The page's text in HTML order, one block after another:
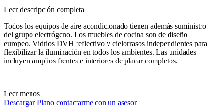
Leer descripción completa
Todos los equipos de aire acondicionado tienen además suministro
del grupo electrógeno. Los muebles de cocina son de diseño
europeo. Vidrios DVH reflectivo y cielorrasos independientes para
flexibilizar la iluminación en todos los ambientes. Las unidades
incluyen amplios frentes e interiores de placar completos.
Leer menos
Descargar Plano contactarme con un asesor